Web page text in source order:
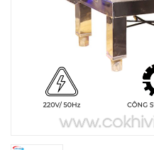
THIẾT BỊ BẾP CÔNG NGHIỆP
UNCATEGORIZED